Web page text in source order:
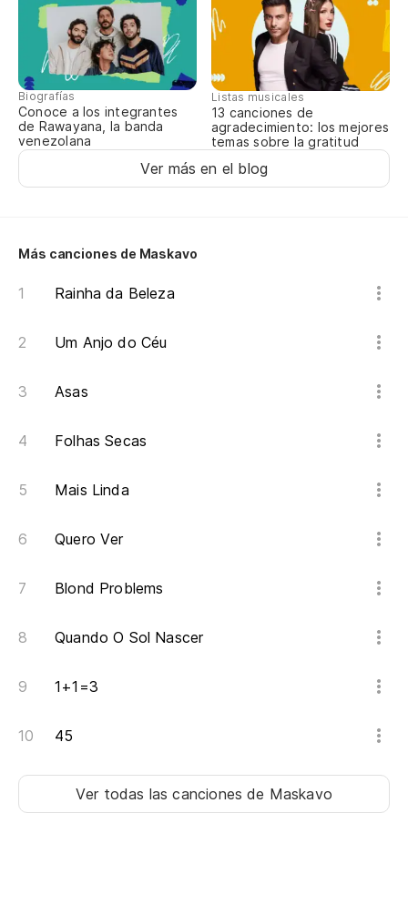
Biografías
Conoce a los integrantes
de Rawayana, la banda
venezolana
Listas musicales
13 canciones de
agradecimiento: los mejores
temas sobre la gratitud
Ver más en el blog
Más canciones de Maskavo
Rainha da Beleza
Um Anjo do Céu
Asas
Folhas Secas
Mais Linda
Quero Ver
Blond Problems
Quando O Sol Nascer
1+1=3
45
Ver todas las cancionesde Maskavo